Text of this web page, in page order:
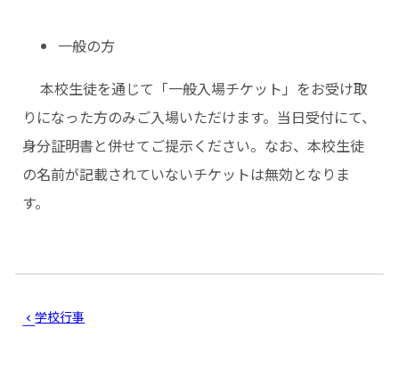
一般の方
本校生徒を通じて「一般入場チケット」をお受け取
りになった方のみご入場いただけます。当日受付にて、
身分証明書と併せてご提示ください。なお、本校生徒
の名前が記載されていないチケットは無効となりま
す。
学校行事